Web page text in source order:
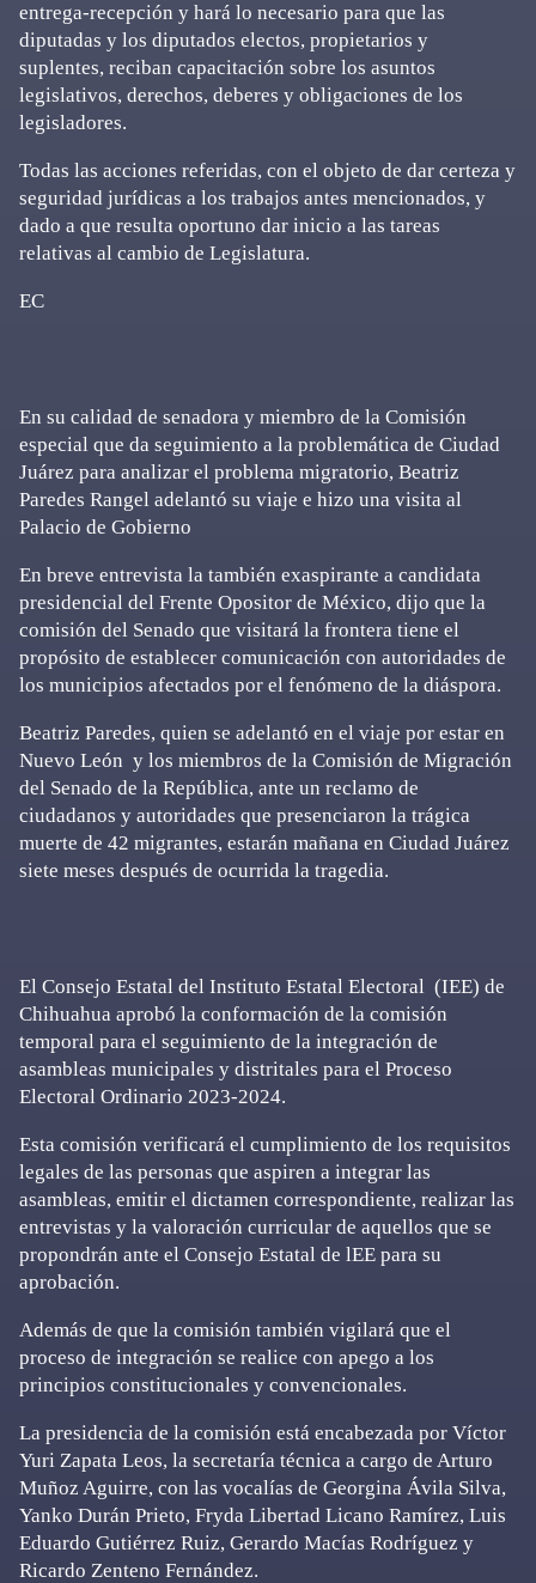
entrega-recepción y hará lo necesario para que las
diputadas y los diputados electos, propietarios y
suplentes, reciban capacitación sobre los asuntos
legislativos, derechos, deberes y obligaciones de los
legisladores.
Todas las acciones referidas, con el objeto de dar certeza y
seguridad jurídicas a los trabajos antes mencionados, y
dado a que resulta oportuno dar inicio a las tareas
relativas al cambio de Legislatura.
EC
En su calidad de senadora y miembro de la Comisión
especial que da seguimiento a la problemática de Ciudad
Juárez para analizar el problema migratorio, Beatriz
Paredes Rangel adelantó su viaje e hizo una visita al
Palacio de Gobierno
En breve entrevista la también exaspirante a candidata
presidencial del Frente Opositor de México, dijo que la
comisión del Senado que visitará la frontera tiene el
propósito de establecer comunicación con autoridades de
los municipios afectados por el fenómeno de la diáspora.
Beatriz Paredes, quien se adelantó en el viaje por estar en
Nuevo León y los miembros de la Comisión de Migración
del Senado de la República, ante un reclamo de
ciudadanos y autoridades que presenciaron la trágica
muerte de 42 migrantes, estarán mañana en Ciudad Juárez
siete meses después de ocurrida la tragedia.
El Consejo Estatal del Instituto Estatal Electoral (IEE) de
Chihuahua aprobó la conformación de la comisión
temporal para el seguimiento de la integración de
asambleas municipales y distritales para el Proceso
Electoral Ordinario 2023-2024.
Esta comisión verificará el cumplimiento de los requisitos
legales de las personas que aspiren a integrar las
asambleas, emitir el dictamen correspondiente, realizar las
entrevistas y la valoración curricular de aquellos que se
propondrán ante el Consejo Estatal de lEE para su
aprobación.
Además de que la comisión también vigilará que el
proceso de integración se realice con apego a los
principios constitucionales y convencionales.
La presidencia de la comisión está encabezada por Víctor
Yuri Zapata Leos, la secretaría técnica a cargo de Arturo
Muñoz Aguirre, con las vocalías de Georgina Ávila Silva,
Yanko Durán Prieto, Fryda Libertad Licano Ramírez, Luis
Eduardo Gutiérrez Ruiz, Gerardo Macías Rodríguez y
Ricardo Zenteno Fernández.